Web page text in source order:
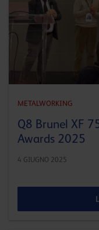
METALWORKING
Q8 Brunel XF
Awards 2025
4 GIUGNO 2025